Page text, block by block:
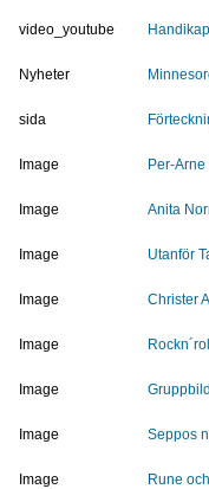
video_youtube
Nyheter
sida
Image Per-
Image Anita
Image Utanför
Image Christer
Image
Image
Image Seppos
Image Rune